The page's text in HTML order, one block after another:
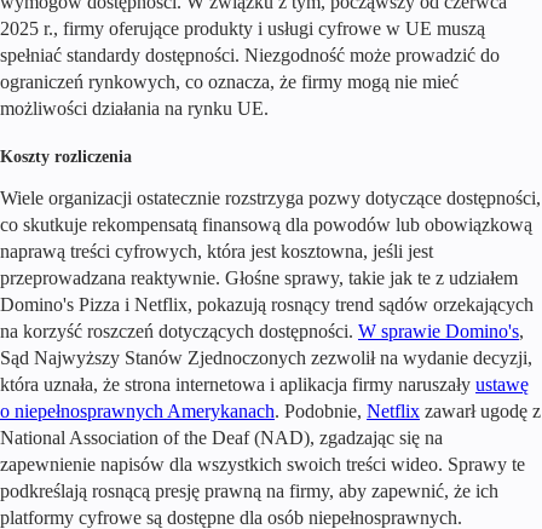
2025 r., firmy oferujące produkty i usługi cyfrowe w UE muszą
spełniać standardy dostępności. Niezgodność może prowadzić do
ograniczeń rynkowych, co oznacza, że firmy mogą nie mieć
możliwości działania na rynku UE.
Koszty rozliczenia
Wiele organizacji ostatecznie rozstrzyga pozwy dotyczące dostępności,
co skutkuje rekompensatą finansową dla powodów lub obowiązkową
naprawą treści cyfrowych, która jest kosztowna, jeśli jest
przeprowadzana reaktywnie. Głośne sprawy, takie jak te z udziałem
Domino's Pizza i Netflix, pokazują rosnący trend sądów orzekających
na korzyść roszczeń dotyczących dostępności. W sprawie Domino's,
Sąd Najwyższy Stanów Zjednoczonych zezwolił na wydanie decyzji,
która uznała, że strona internetowa i aplikacja firmy naruszały ustawę
o niepełnosprawnych Amerykanach. Podobnie, Netflix zawarł ugodę z
National Association of the Deaf (NAD), zgadzając się na
zapewnienie napisów dla wszystkich swoich treści wideo. Sprawy te
podkreślają rosnącą presję prawną na firmy, aby zapewnić, że ich
platformy cyfrowe są dostępne dla osób niepełnosprawnych.